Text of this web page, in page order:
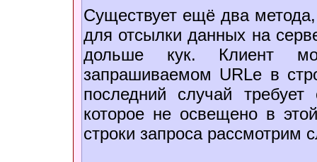
Существует ещё два
для отсылки данных на
дольше кук. Клиент
запрашиваемом URLе в
последний случай требует
которое не освещено в
строки запроса рассмотрим